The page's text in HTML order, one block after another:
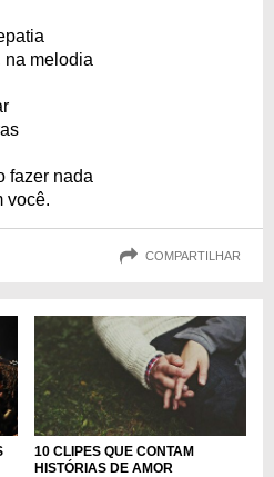
na melodia
fazer nada
você.
COMPARTILHAR
10 CLIPES QUE CONTAM
HISTÓRIAS DE AMOR